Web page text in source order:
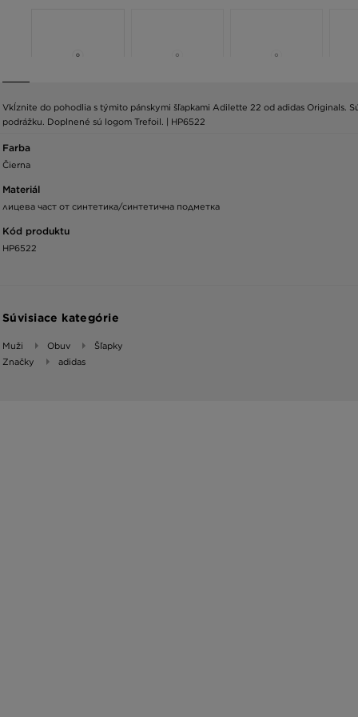
Vkĺznite do pohodlia s týmito pánskymi šľapkami Adilette 22 od adidas
podrážku. Doplnené sú logom Trefoil. | HP6522
Farba
Čierna
Materiál
лицева част от синтетика/синтетична подметка
Kód produktu
HP6522
Súvisiace kategórie
Muži Obuv
Šľapky
Značky
adidas